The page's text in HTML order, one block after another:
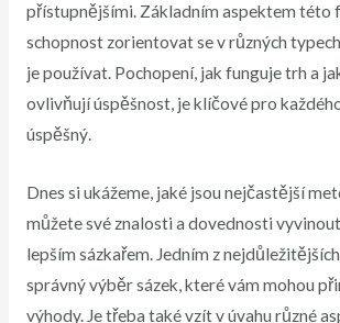
přístupnějšími. Základním aspektem této
schopnost zorientovat se v různých
je používat. Pochopení, jak funguje trh a
ovlivňují úspěšnost, je klíčové pro
úspěšný.
Dnes si ukážeme, jaké jsou nejčastější
můžete své znalosti a dovednosti
lepším sázkařem. Jedním z
správný výběr sázek, které vám mohou
výhody. Je třeba také vzít v úvahu různé